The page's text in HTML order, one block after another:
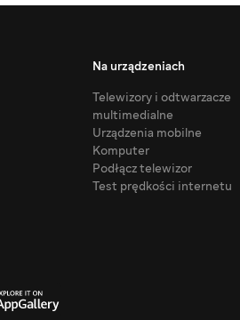
Na urządzeniach
Telewizory i odtwarzacze
multimedialne
Urządzenia mobilne
Komputer
Podłącz telewizor
Test prędkości internetu